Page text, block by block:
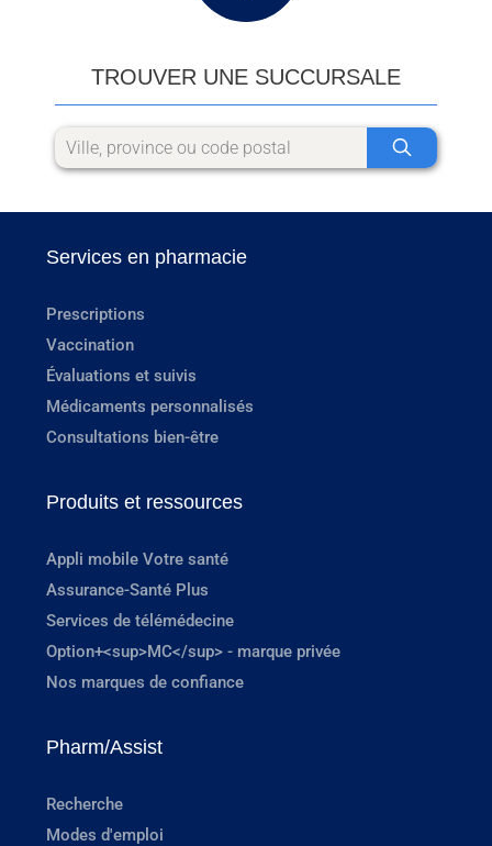
TROUVER UNE SUCCURSALE
Services en pharmacie
Prescriptions
Vaccination
Évaluations et suivis
Médicaments personnalisés
Consultations bien-être
Produits et ressources
Appli mobile Votre santé
Assurance-Santé Plus
Services de télémédecine
Option+<sup>MC</sup> - marque privée
Nos marques de confiance
Pharm/Assist
Recherche
Modes d'emploi